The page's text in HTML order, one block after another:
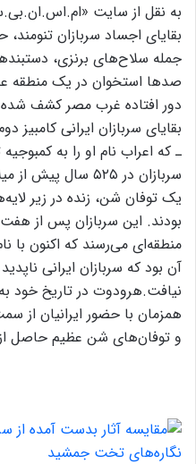
به نقل از سایت
بقایای اجساد سربازان
جمله سلاح‌های برنزی،
صدها استخوان در یک منطقه
دور افتاده غرب مصر کشف شده
بقایای سربازان ایرانی کامبیز
ـ که اعراب نام او را به
سربازان در ۵۲۵
یک توفان شن، زنده در زیر
بودند. این سربازان پس از هفت
منطقه‌ای می‌رسند که اکنون با
آن بود که سربازان ایرانی
نیافت.هرودوت در تاریخ خود
همزمان با حضور ایرانیان از
و توفان‌های شن عظیم حاصل از